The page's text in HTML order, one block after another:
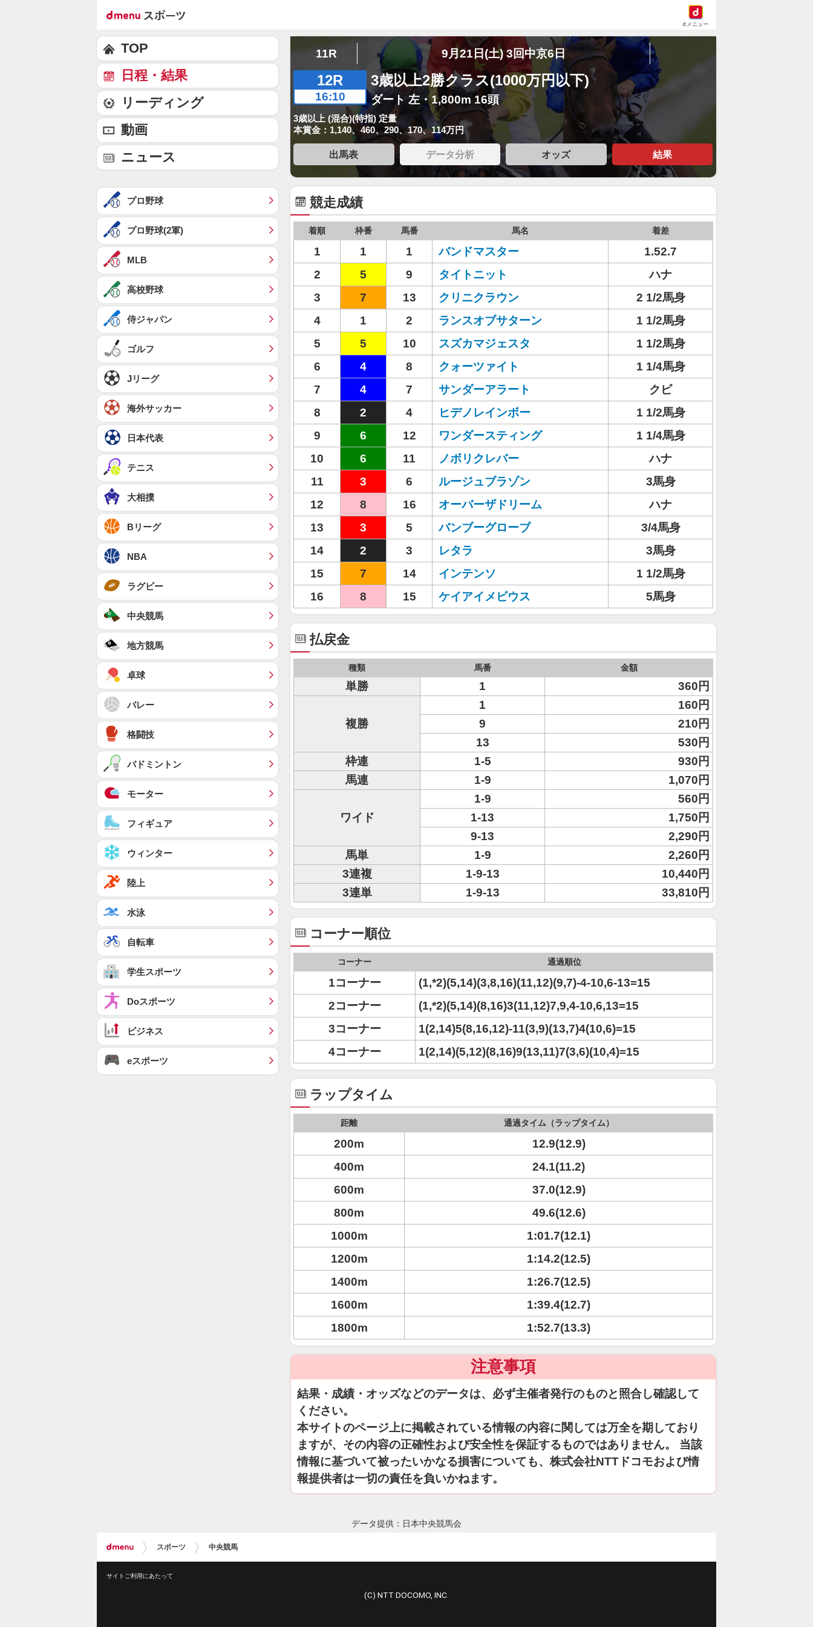
dメニュー
11R 9月21日(土) 3回中京6日
12R
16:10
3歳以上2勝クラス(1000万円以下)
ダート 左・1,800m 16頭
3歳以上 (混合)(特指) 定量
本賞金：1,140、460、290、170、114万円
出馬表 データ分析 オッズ 結果
競走成績
着順 枠番 馬番 馬名 着差
1 1 1 バンドマスター
1.52.7
2
5 9 タイトニット
ハナ
3
7 13 クリニクラウン
2 1/2馬身
4
1 2 ランスオブサターン
1 1/2馬身
5
5 10 スズカマジェスタ
1 1/2馬身
6
4 8 クォーツァイト
1 1/4馬身
7
4 7 サンダーアラート
クビ
8
2 4 ヒデノレインボー
1 1/2馬身
9
6 12 ワンダースティング
1 1/4馬身
10
6 11 ノボリクレバー
ハナ
11
3 6 ルージュブラゾン
3馬身
12
8 16 オーバーザドリーム
ハナ
13
3 5 バンブーグローブ
3/4馬身
14
2 3 レタラ
3馬身
15
7 14 インテンソ
1 1/2馬身
16
8 15 ケイアイメビウス 5馬身
払戻金
種類 馬番 金額
単勝 1 360円
複勝
1
160円
9
210円
13
530円
枠連
1-5
930円
馬連
1-9 1,070円
ワイド
1-9
560円
1-13
1,750円
9-13
2,290円
馬単
1-9
2,260円
3連複
1-9-13
10,440円
3連単
1-9-13 33,810円
コーナー順位
コーナー 通過順位
1コーナー
(1,*2)(5,14)(3,8,16)(11,12)(9,7)-4-10,6-13=15
2コーナー
(1,*2)(5,14)(8,16)3(11,12)7,9,4-10,6,13=15
3コーナー
1(2,14)5(8,16,12)-11(3,9)(13,7)4(10,6)=15
4コーナー
1(2,14)(5,12)(8,16)9(13,11)7(3,6)(10,4)=15
ラップタイム
距離 通過タイム（ラップタイム）
200m
12.9(12.9)
400m
24.1(11.2)
600m
37.0(12.9)
800m
49.6(12.6)
1000m
1:01.7(12.1)
1200m
1:14.2(12.5)
1400m
1:26.7(12.5)
1600m
1:39.4(12.7)
1800m
1:52.7(13.3)
注意事項
結果・成績・オッズなどのデータは、必ず主催者発行のものと照合し確認して
ください。
本サイトのページ上に掲載されている情報の内容に関しては万全を期しており
ますが、その内容の正確性および安全性を保証するものではありません。 当該
情報に基づいて被ったいかなる損害についても、株式会社NTTドコモおよび情
報提供者は一切の責任を負いかねます。
TOP
日程・結果
リーディング
動画
ニュース
プロ野球
プロ野球(2軍)
MLB
高校野球
侍ジャパン
ゴルフ
Jリーグ
海外サッカー
日本代表
テニス
大相撲
Bリーグ
NBA
ラグビー
中央競馬
地方競馬
卓球
バレー
格闘技
バドミントン
モーター
フィギュア
ウィンター
陸上
水泳
自転車
学生スポーツ
Doスポーツ
ビジネス
eスポーツ
データ提供：日本中央競馬会
スポーツ 中央競馬
サイトご利用にあたって
(C) NTT DOCOMO, INC.